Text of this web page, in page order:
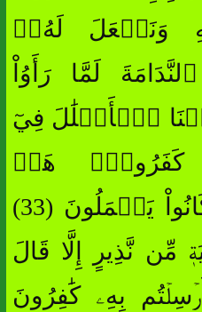
وَنَجۡعَلَ لَهُۥٓ
لَمَّا رَأَوُاْ
ٱلۡأَغۡلَٰلَ فِيٓ
كَفَرُواْۖ هَلۡ
يُجۡزَوۡنَ إِلَّا مَا كَانُواْ يَعۡمَلُونَ (33)
مِّن نَّذِيرٍ إِلَّا قَالَ
بِهِۦ كَٰفِرُونَ